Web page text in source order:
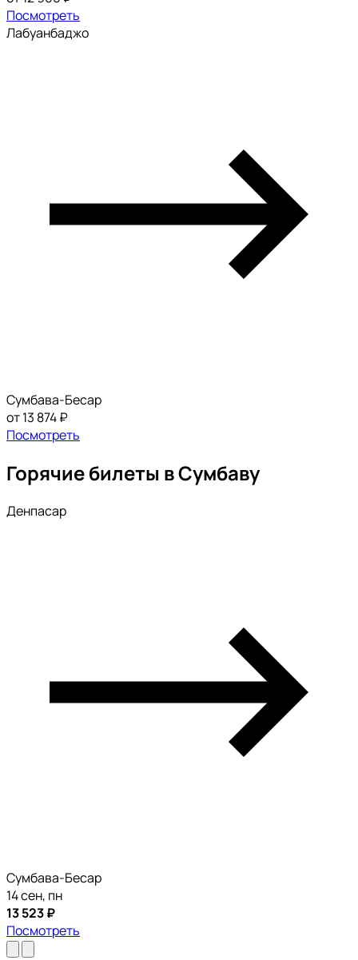
Посмотреть
Лабуанбаджо
Сумбава-Бесар
от 13 874 ₽
Посмотреть
Горячие билеты в Сумбаву
Денпасар
Сумбава-Бесар
14 сен, пн
13 523 ₽
Посмотреть